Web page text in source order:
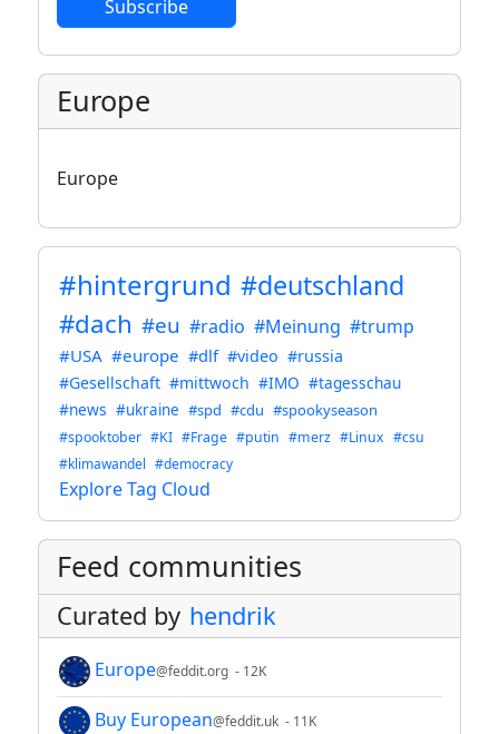
Subscribe
Europe
Europe
#hintergrund #deutschland
#dach #eu #radio #Meinung #trump
#USA #europe #dlf #video #russia
#Gesellschaft #mittwoch #IMO #tagesschau
#news #ukraine #spd #cdu #spookyseason
#spooktober #KI #Frage #putin #merz #Linux #csu
#klimawandel #democracy
Explore Tag Cloud
Feed communities
Curated by hendrik
Europe@feddit.org - 12K
Buy European@feddit.uk - 11K